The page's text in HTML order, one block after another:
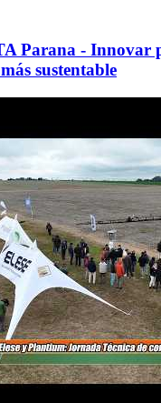
Parana - Innovar
sustentable